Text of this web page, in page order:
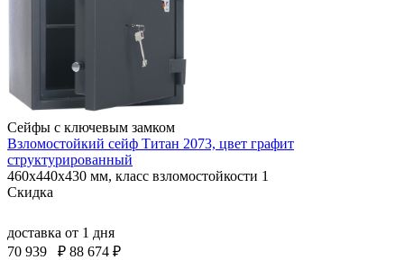
Сейфы с ключевым замком
Взломостойкий сейф Титан 2073, цвет графит
структурированный
460x440x430 мм, класс взломостойкости 1
Скидка
доставка от 1 дня
70 939
₽ 88 674 ₽